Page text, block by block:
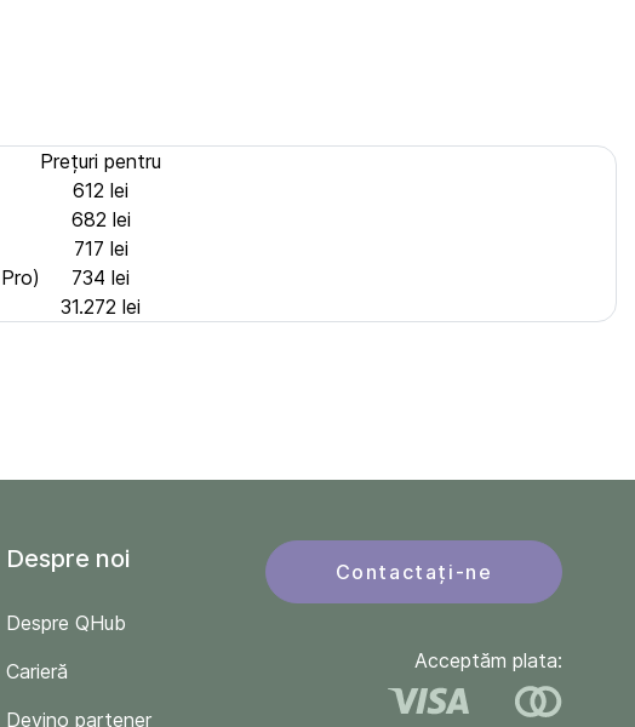
Prețuri pentru
612 lei
682 lei
717 lei
734 lei
31.272 lei
Despre noi
Despre QHub
Carieră
Devino partener
Contactați-ne
Acceptăm plata: